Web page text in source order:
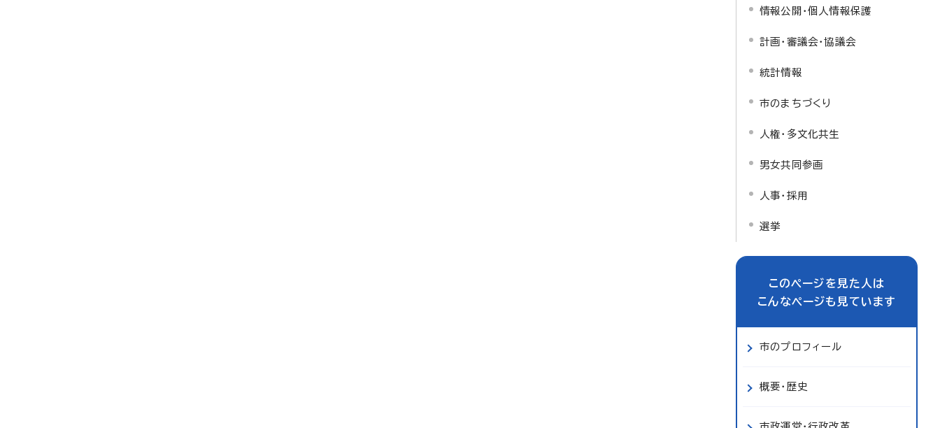
情報公開・個人情報保護
計画・審議会・協議会
統計情報
市のまちづくり
人権・多文化共生
男女共同参画
人事・採用
選挙
このページを見た人は
こんなページも見ています
市のプロフィール
概要・歴史